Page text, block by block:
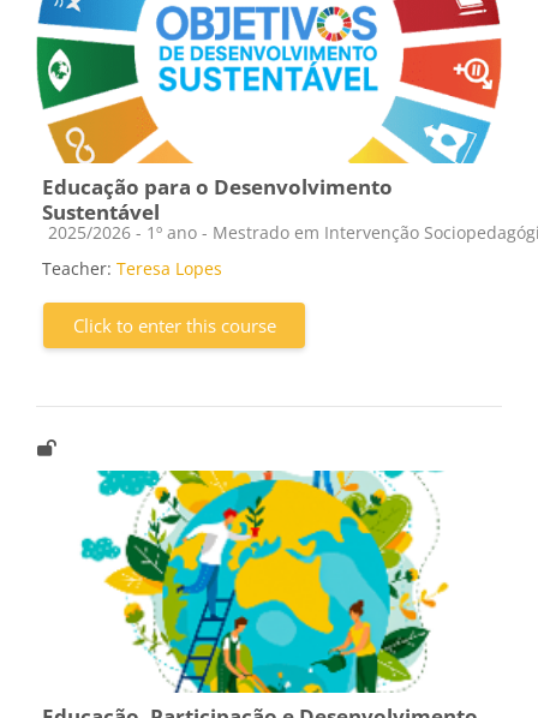
Educação para o Desenvolvimento
Sustentável
Course category
2025/2026 - 1º ano - Mestrado em Intervenção
Teacher: Teresa Lopes
Click to enter this course